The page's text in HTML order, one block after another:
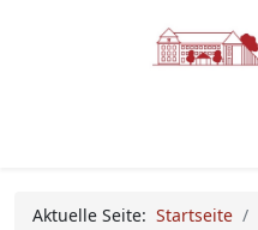
Aktuelle Seite: Startseite